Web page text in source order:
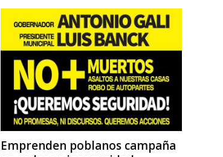
Emprenden poblanos campaña